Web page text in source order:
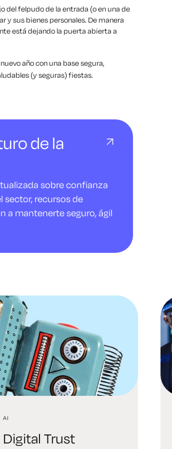
del felpudo de la entrada (o en una de
y sus bienes personales. De manera
está dejando la puerta abierta a
año con una base segura,
(y seguras) fiestas.
de la
sobre confianza
sector, recursos de
a mantenerte seguro, ágil
AI
Digital Trust